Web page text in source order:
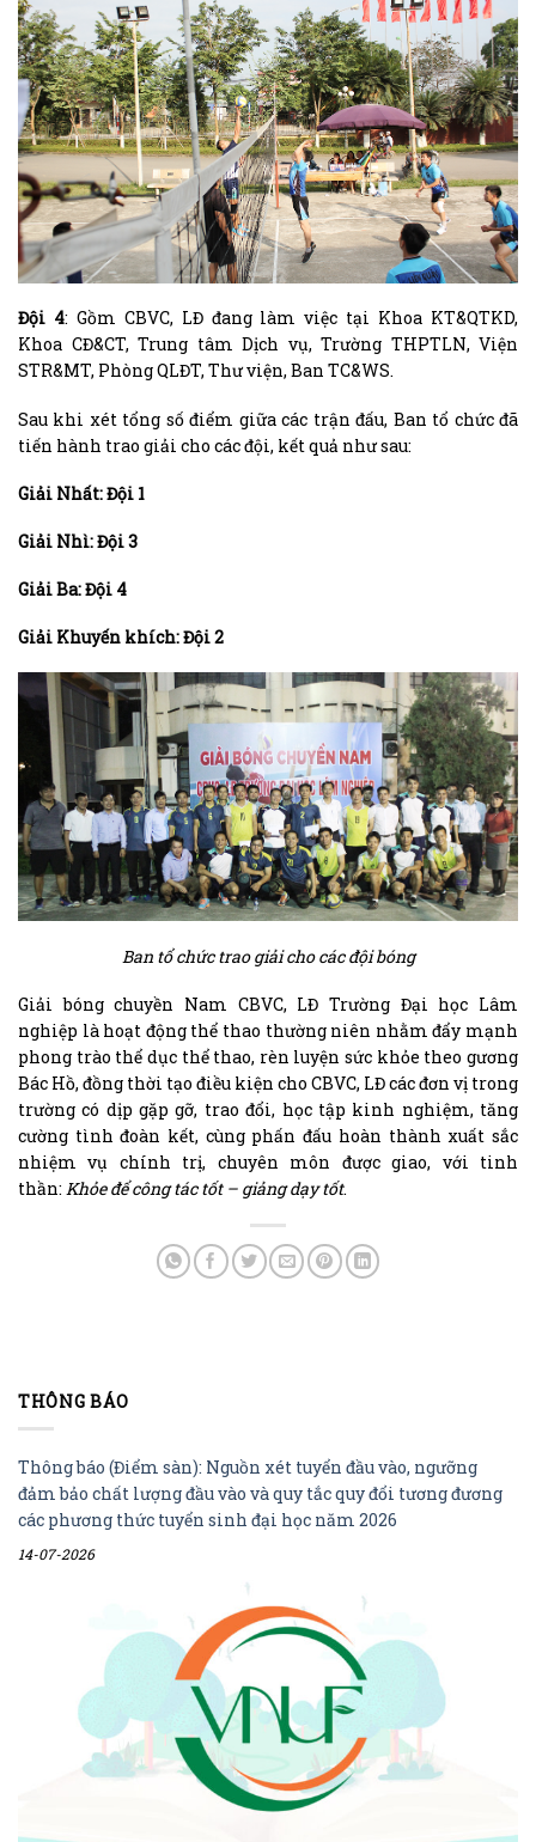
Đội 4: Gồm CBVC, LĐ đang làm việc tại Khoa KT&QTKD,
Khoa CĐ&CT, Trung tâm Dịch vụ, Trường THPTLN, Viện
STR&MT, Phòng QLĐT, Thư viện, Ban TC&WS.
Sau khi xét tổng số điểm giữa các trận đấu, Ban tổ chức đã
tiến hành trao giải cho các đội, kết quả như sau:
Giải Nhất: Đội 1
Giải Nhì: Đội 3
Giải Ba: Đội 4
Giải Khuyến khích: Đội 2
Ban tổ chức trao giải cho các đội bóng
Giải bóng chuyền Nam CBVC, LĐ Trường Đại học Lâm
nghiệp là hoạt động thể thao thường niên nhằm đẩy mạnh
phong trào thể dục thể thao, rèn luyện sức khỏe theo gương
Bác Hồ, đồng thời tạo điều kiện cho CBVC, LĐ các đơn vị trong
trường có dịp gặp gỡ, trao đổi, học tập kinh nghiệm, tăng
cường tình đoàn kết, cùng phấn đấu hoàn thành xuất sắc
nhiệm vụ chính trị, chuyên môn được giao, với tinh
thần: Khỏe để công tác tốt – giảng dạy tốt.
THÔNG BÁO
Thông báo (Điểm sàn): Nguồn xét tuyển đầu vào, ngưỡng
đảm bảo chất lượng đầu vào và quy tắc quy đổi tương đương
các phương thức tuyển sinh đại học năm 2026
14-07-2026